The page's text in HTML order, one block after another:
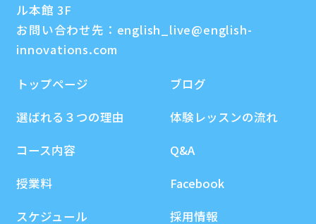
ル本館 3F
お問い合わせ先： english_live@english-
innovations.com
トップページ
選ばれる３つの理由
コース内容
授業料
スケジュール
ブログ
体験レッスンの流れ
Q&A
Facebook
採用情報